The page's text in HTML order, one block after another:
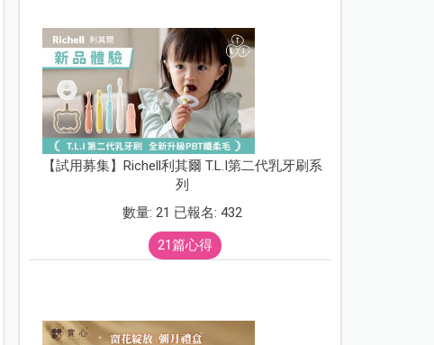
【試用募集】Richell利其爾 T.L.I第二代乳牙刷系
列
數量: 21 已報名: 432
21篇心得